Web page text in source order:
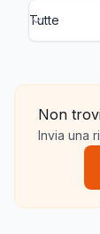
Faro
Non
Invia una